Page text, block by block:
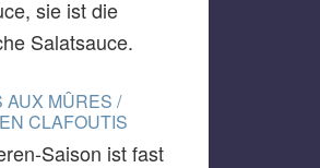
sie ist die
Salatsauce.
AUX MÛRES /
CLAFOUTIS
Saison ist fast